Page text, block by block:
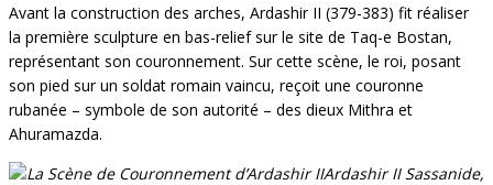
Avant la construction des arches, Ardashir II (379-383) fit réaliser
la première sculpture en bas-relief sur le site de Taq-e Bostan,
représentant son couronnement. Sur cette scène, le roi, posant
son pied sur un soldat romain vaincu, reçoit une couronne
rubanée – symbole de son autorité – des dieux Mithra et
Ahuramazda.
Ardashir II Sassanide,